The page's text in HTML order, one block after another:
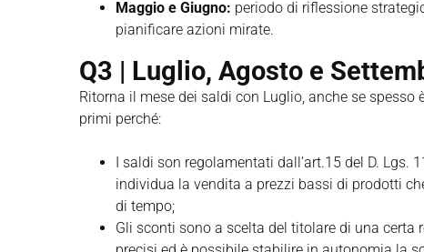
Maggio e Giugno: periodo di riflessione
pianificare azioni mirate.
Q3 | Luglio, Agosto e
Ritorna il mese dei saldi con Luglio, anche se
primi perché:
I saldi son regolamentati dall’art.15 del D. Lgs.
individua la vendita a prezzi bassi di prodotti
di tempo;
Gli sconti sono a scelta del titolare di una certa